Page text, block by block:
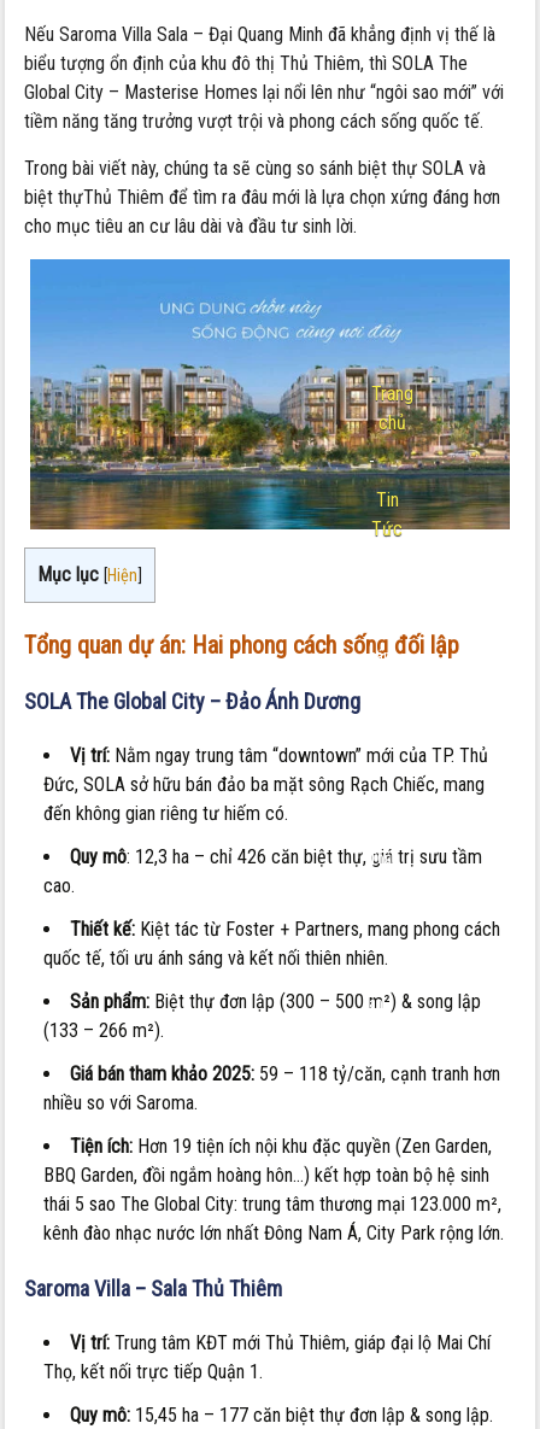
Trang
chủ
-
Tin
Tức
sánh
Thủ
án
Nếu Saroma Villa Sala – Đại Quang Minh đã khẳng định vị thế là
biểu tượng ổn định của khu đô thị Thủ Thiêm, thì SOLA The
Global City – Masterise Homes lại nổi lên như “ngôi sao mới” với
tiềm năng tăng trưởng vượt trội và phong cách sống quốc tế.
Trong bài viết này, chúng ta sẽ cùng so sánh biệt thự SOLA và
biệt thựThủ Thiêm để tìm ra đâu mới là lựa chọn xứng đáng hơn
cho mục tiêu an cư lâu dài và đầu tư sinh lời.
Mục lục [Hiện]
Tổng quan dự án: Hai phong cách sống đối lập
SOLA The Global City – Đảo Ánh Dương
Vị trí: Nằm ngay trung tâm “downtown” mới của TP. Thủ
Đức, SOLA sở hữu bán đảo ba mặt sông Rạch Chiếc, mang
đến không gian riêng tư hiếm có.
Quy mô: 12,3 ha – chỉ 426 căn biệt thự, giá trị sưu tầm
cao.
Thiết kế: Kiệt tác từ Foster + Partners, mang phong cách
quốc tế, tối ưu ánh sáng và kết nối thiên nhiên.
Sản phẩm: Biệt thự đơn lập (300 – 500 m²) & song lập
(133 – 266 m²).
Giá bán tham khảo 2025: 59 – 118 tỷ/căn, cạnh tranh hơn
nhiều so với Saroma.
Tiện ích: Hơn 19 tiện ích nội khu đặc quyền (Zen Garden,
BBQ Garden, đồi ngắm hoàng hôn…) kết hợp toàn bộ hệ sinh
thái 5 sao The Global City: trung tâm thương mại 123.000 m²,
kênh đào nhạc nước lớn nhất Đông Nam Á, City Park rộng lớn.
Saroma Villa – Sala Thủ Thiêm
Vị trí: Trung tâm KĐT mới Thủ Thiêm, giáp đại lộ Mai Chí
Thọ, kết nối trực tiếp Quận 1.
Quy mô: 15,45 ha – 177 căn biệt thự đơn lập & song lập.